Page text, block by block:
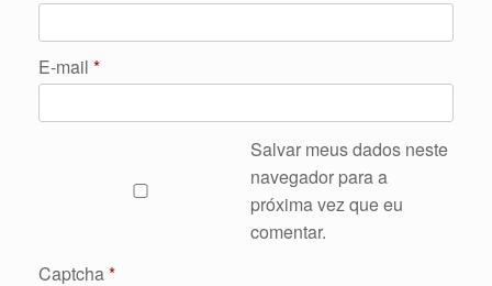
E-mail *
Salvar meus dados neste
navegador para a
próxima vez que eu
comentar.
Captcha*